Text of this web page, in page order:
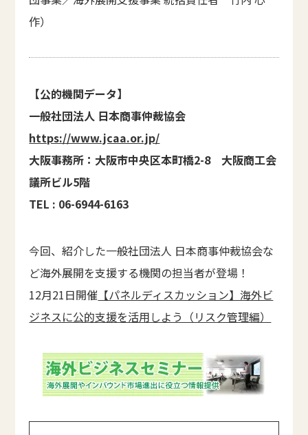
作）
【公的機関データ】
一般社団法人 日本商事仲裁協会
https://www.jcaa.or.jp/
大阪事務所：大阪市中央区本町橋2-8 大阪商工会
議所ビル5階
TEL : 06-6944-6163
今回、紹介した一般社団法人 日本商事仲裁協会な
ど海外展開を支援する機関の担当者が登場！
12月21日開催 【パネルディスカッション】海外ビ
ジネスに公的支援を活用しよう（リスク管理編）